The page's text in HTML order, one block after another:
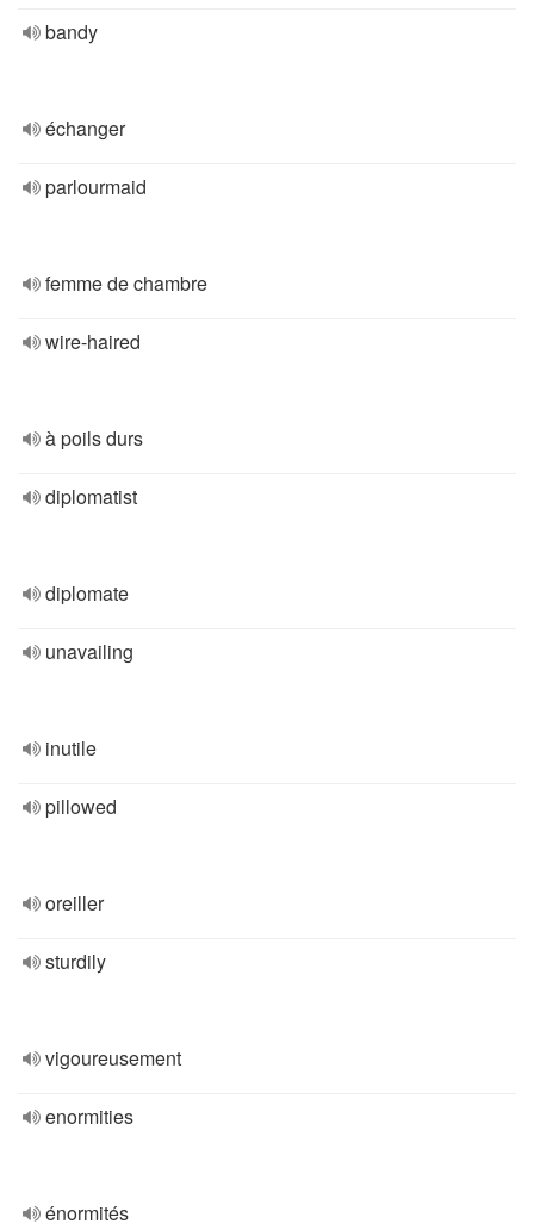
bandy
échanger
parlourmaid
femme de chambre
wire-haired
à poils durs
diplomatist
diplomate
unavailing
inutile
pillowed
oreiller
sturdily
vigoureusement
enormities
énormités